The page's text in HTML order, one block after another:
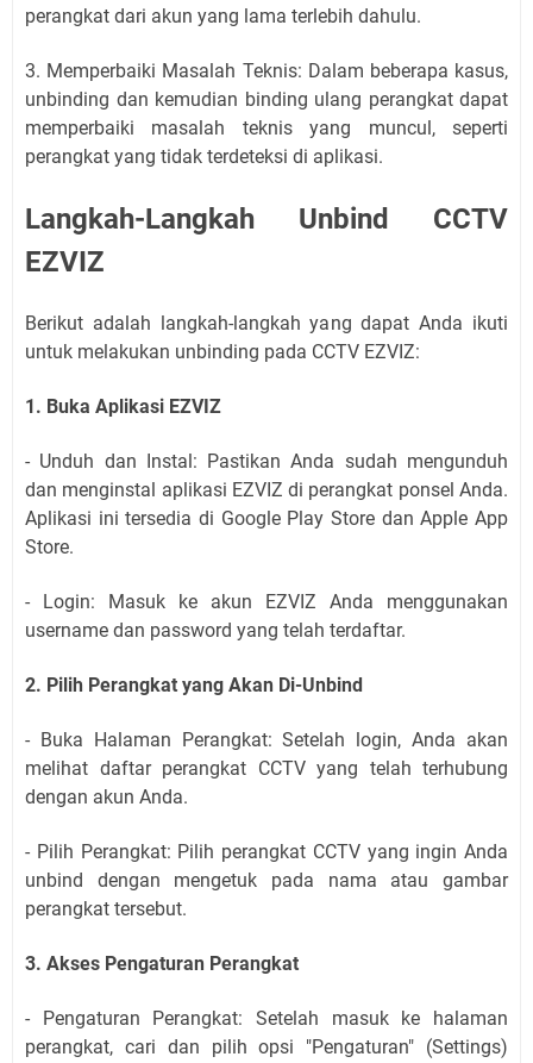
perangkat dari akun yang lama terlebih dahulu.
3. Memperbaiki Masalah Teknis: Dalam beberapa kasus,
unbinding dan kemudian binding ulang perangkat dapat
memperbaiki masalah teknis yang muncul, seperti
perangkat yang tidak terdeteksi di aplikasi.
Langkah-Langkah Unbind CCTV
EZVIZ
Berikut adalah langkah-langkah yang dapat Anda ikuti
untuk melakukan unbinding pada CCTV EZVIZ:
1. Buka Aplikasi EZVIZ
- Unduh dan Instal: Pastikan Anda sudah mengunduh
dan menginstal aplikasi EZVIZ di perangkat ponsel Anda.
Aplikasi ini tersedia di Google Play Store dan Apple App
Store.
- Login: Masuk ke akun EZVIZ Anda menggunakan
username dan password yang telah terdaftar.
2. Pilih Perangkat yang Akan Di-Unbind
- Buka Halaman Perangkat: Setelah login, Anda akan
melihat daftar perangkat CCTV yang telah terhubung
dengan akun Anda.
- Pilih Perangkat: Pilih perangkat CCTV yang ingin Anda
unbind dengan mengetuk pada nama atau gambar
perangkat tersebut.
3. Akses Pengaturan Perangkat
- Pengaturan Perangkat: Setelah masuk ke halaman
perangkat, cari dan pilih opsi "Pengaturan" (Settings)